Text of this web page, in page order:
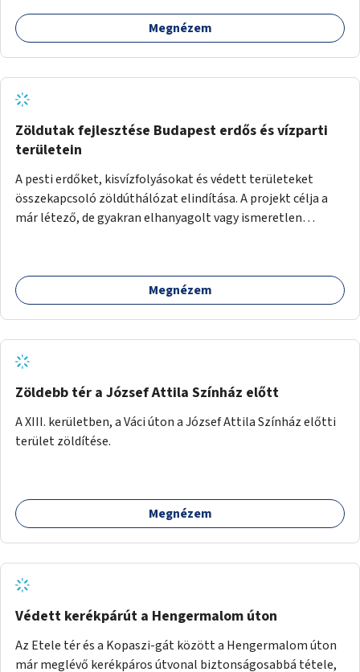
Megnézem
Zöldutak fejlesztése Budapest erdős és vízparti
területein
A pesti erdőket, kisvízfolyásokat és védett területeket
összekapcsoló zöldúthálózat elindítása. A projekt célja a
már létező, de gyakran elhanyagolt vagy ismeretlen
szűkületek javításával, néhány ponton pedig helyszíni
beavatkozással (pl. táblák kihelyezése, hulladékgyűjtők,
zöldutakon való közlekedést.
Megnézem
Zöldebb tér a József Attila Színház előtt
A XIII. kerületben, a Váci úton a József Attila Színház előtti
terület zöldítése.
Megnézem
Védett kerékpárút a Hengermalom úton
Az Etele tér és a Kopaszi-gát között a Hengermalom úton
már meglévő kerékpáros útvonal biztonságosabbá tétele,